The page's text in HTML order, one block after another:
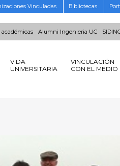
Vinculadas Bibliotecas
académicas Alumni Ingenieria UC
VIDA
UNIVERSITARIA
VINCULACIÓN
CON EL MEDIO